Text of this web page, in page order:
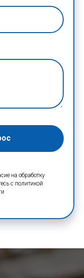
на обработку
c политикой